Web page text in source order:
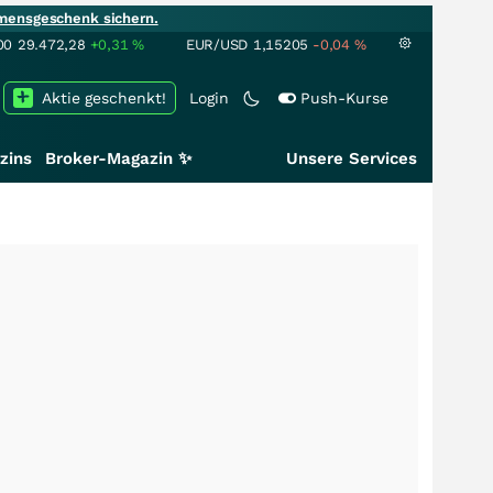
sichern.
29.472,28 +0,31% EUR/USD 1,15205 -0,04 %
Login Push-Kurse
Aktie geschenkt!
Broker-Magazin ✨ Unsere Services